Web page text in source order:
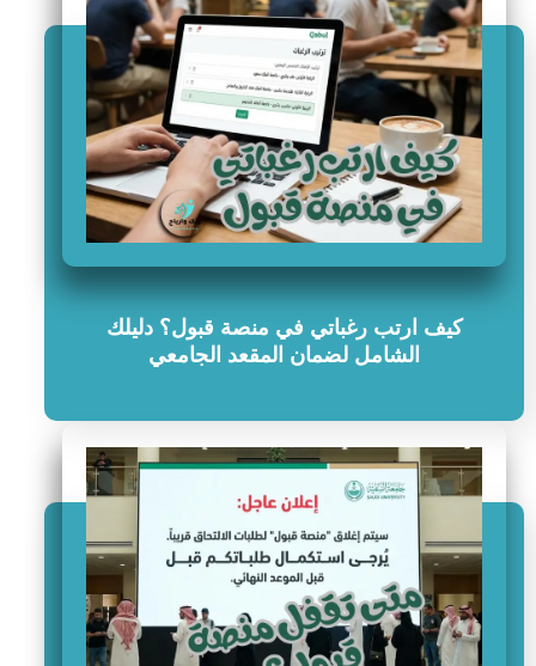
كيف ارتب رغباتي في منصة قبول؟ دليلك
الشامل لضمان المقعد الجامعي